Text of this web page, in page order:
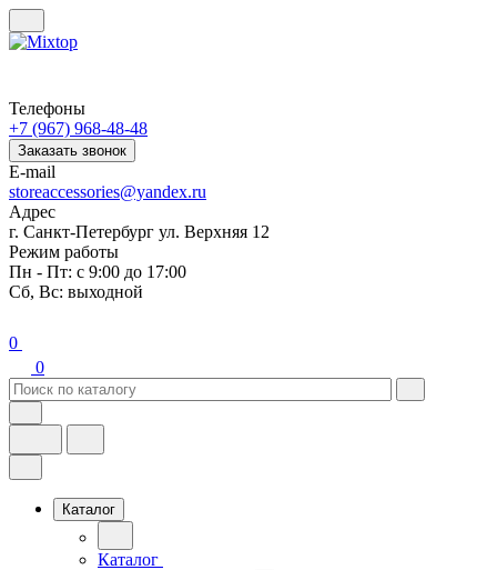
Телефоны
+7 (967) 968-48-48
Заказать звонок
E-mail
storeaccessories@yandex.ru
Адрес
г. Санкт-Петербург ул. Верхняя 12
Режим работы
Пн - Пт: с 9:00 до 17:00
Сб, Вс: выходной
0
0
Каталог
Каталог